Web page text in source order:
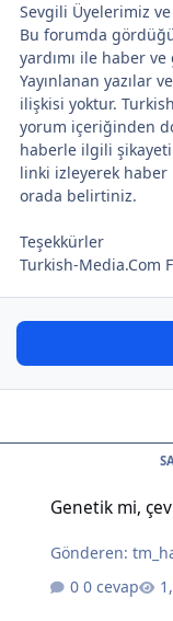
Sevgili Üyelerimiz
Bu forumda
yardımı ile haber
Yayınlanan yazılar
ilişkisi yoktur.
yorum içeriğinden
haberle ilgili
linki izleyerek haber
orada belirtiniz.
Teşekkürler
Turkish-Media.Com
Genetik mi,
Gönderen:
0 cevap